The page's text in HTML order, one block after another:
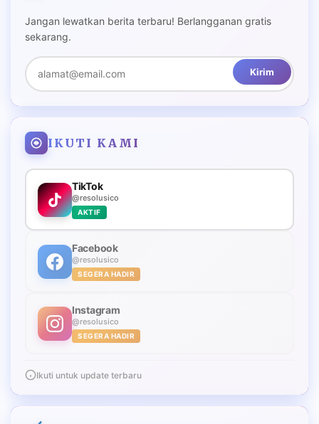
Jangan lewatkan berita terbaru! Berlangganan gratis
sekarang.
Kirim
IKUTI KAMI
TikTok
@resolusico
AKTIF
Facebook
@resolusico
SEGERA HADIR
Instagram
@resolusico
SEGERA HADIR
Ikuti untuk update terbaru